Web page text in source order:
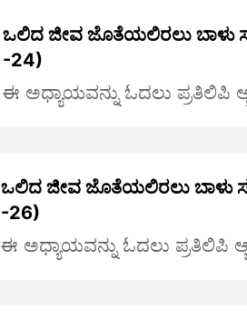
ಒಲಿದ ಜೀವ ಜೊತೆಯಲಿರಲು ಬಾಳು
-24)
ಈ ಅಧ್ಯಾಯವನ್ನು ಓದಲು
ಒಲಿದ ಜೀವ ಜೊತೆಯಲಿರಲು ಬಾಳು
-26)
ಈ ಅಧ್ಯಾಯವನ್ನು ಓದಲು